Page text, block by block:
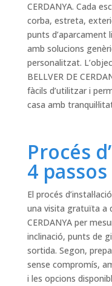
CERDANYA. Cada
corba, estreta,
punts
amb solucions
personalitzat.
BELLVER DE
fàcils d’utilitzar i
casa amb
Procés
4 passos
El procés
una visita gratuïta a
CERDANYA per
inclinació, punts de
sortida. Segon,
sense compromís,
i les opcions